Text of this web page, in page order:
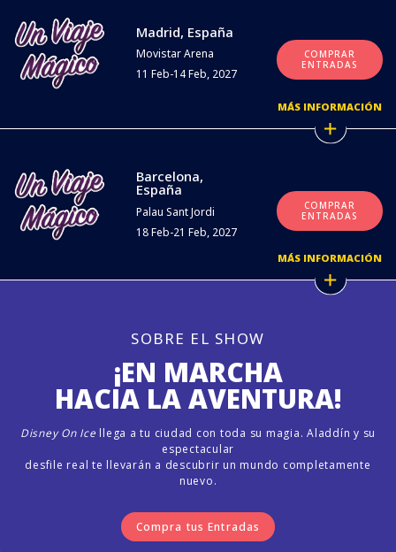
Madrid, España
Movistar Arena
11 Feb-14 Feb, 2027
COMPRAR
ENTRADAS
MÁS INFORMACIÓN
Barcelona,
España
Palau Sant Jordi
18 Feb-21 Feb, 2027
COMPRAR
ENTRADAS
MÁS INFORMACIÓN
¡EN MARCHA
HACIA LA AVENTURA!
SOBRE EL SHOW
Disney On Ice llega a tu ciudad con toda su magia. Aladdín y su
espectacular
desfile real te llevarán a descubrir un mundo completamente
nuevo.
Compra tus Entradas